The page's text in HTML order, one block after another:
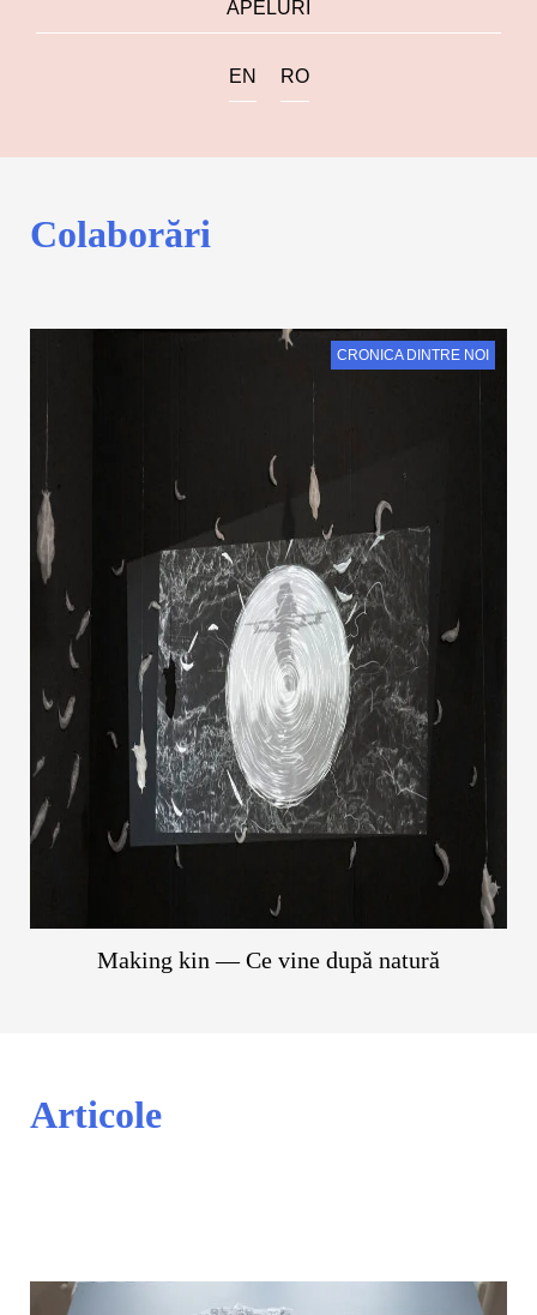
APELURI
EN RO
Colaborări
CRONICA DINTRE NOI
Making kin — Ce vine după natură
Articole